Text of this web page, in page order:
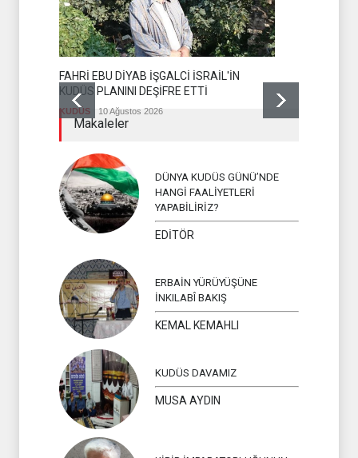
FAHRİ EBU DİYAB İŞGALCİ İSRAİL'İN
KUDÜS PLANINI DEŞİFRE ETTİ
KUDÜS 10 Ağustos 2026
Makaleler
DÜNYA KUDÜS GÜNÜ’NDE
HANGİ FAALİYETLERİ
YAPABİLİRİZ?
EDİTÖR
ERBAİN YÜRÜYÜŞÜNE
İNKILABÎ BAKIŞ
KEMAL KEMAHLI
KUDÜS DAVAMIZ
MUSA AYDIN